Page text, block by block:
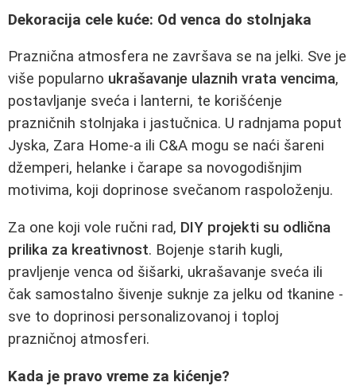
Dekoracija cele kuće: Od venca do stolnjaka
Praznična atmosfera ne završava se na jelki. Sve je
više popularno ukrašavanje ulaznih vrata vencima,
postavljanje sveća i lanterni, te korišćenje
prazničnih stolnjaka i jastučnica. U radnjama poput
Jyska, Zara Home-a ili C&A mogu se naći šareni
džemperi, helanke i čarape sa novogodišnjim
motivima, koji doprinose svečanom raspoloženju.
Za one koji vole ručni rad, DIY projekti su odlična
prilika za kreativnost. Bojenje starih kugli,
pravljenje venca od šišarki, ukrašavanje sveća ili
čak samostalno šivenje suknje za jelku od tkanine -
sve to doprinosi personalizovanoj i toploj
prazničnoj atmosferi.
Kada je pravo vreme za kićenje?